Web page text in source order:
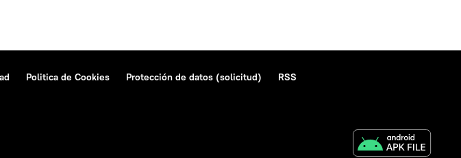
Politica de Cookies Protección de datos (solicitud)
RSS